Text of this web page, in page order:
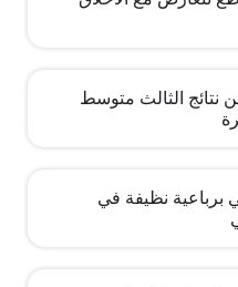
نتائج الثالث متوسط
برباعية نظيفة في